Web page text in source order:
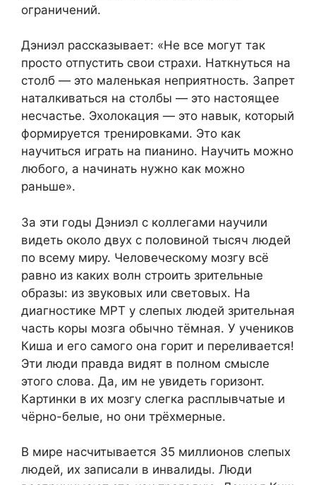
ограничений.
Дэниэл рассказывает: «Не все могут так
просто отпустить свои страхи. Наткнуться на
столб — это маленькая неприятность. Запрет
наталкиваться на столбы — это настоящее
несчастье. Эхолокация — это навык, который
формируется тренировками. Это как
научиться играть на пианино. Научить можно
любого, а начинать нужно как можно
раньше».
За эти годы Дэниэл с коллегами научили
видеть около двух с половиной тысяч людей
по всему миру. Человеческому мозгу всё
равно из каких волн строить зрительные
образы: из звуковых или световых. На
диагностике МРТ у слепых людей зрительная
часть коры мозга обычно тёмная. У учеников
Киша и его самого она горит и переливается!
Эти люди правда видят в полном смысле
этого слова. Да, им не увидеть горизонт.
Картинки в их мозгу слегка расплывчатые и
чёрно-белые, но они трёхмерные.
В мире насчитывается 35 миллионов слепых
людей, их записали в инвалиды. Люди